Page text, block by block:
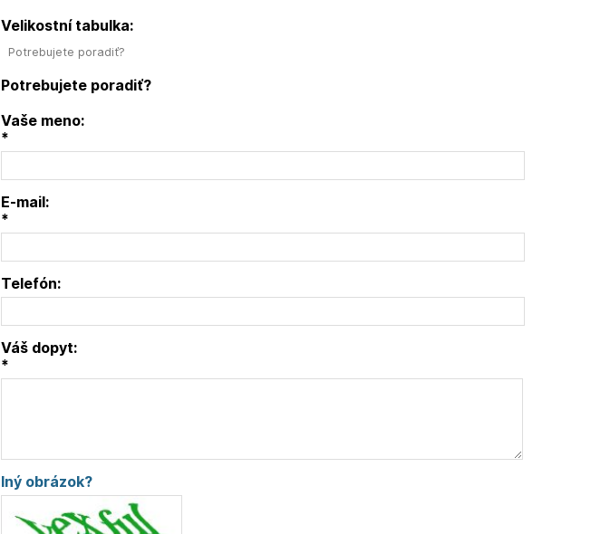
Velikostní tabulka:
Potrebujete poradiť?
Potrebujete poradiť?
Vaše meno:
*
E-mail:
*
Telefón:
Váš dopyt:
*
Iný obrázok?